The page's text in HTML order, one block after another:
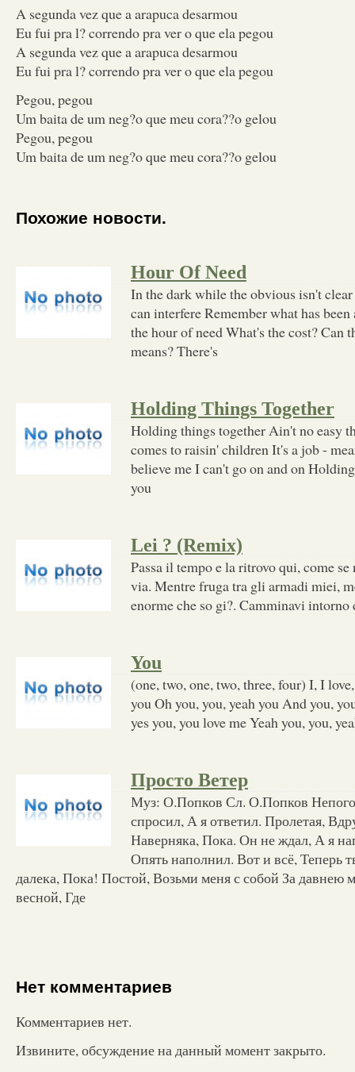
A segunda vez que a arapuca desarmou
Eu fui pra l? correndo pra ver o que ela pegou
A segunda vez que a arapuca desarmou
Eu fui pra l? correndo pra ver o que ela pegou
Pegou, pegou
Um baita de um neg?o que meu cora??o gelou
Pegou, pegou
Um baita de um neg?o que meu cora??o gelou
Похожие новости.
Hour Of Need
In the dark while the obvious isn't
can interfere Remember what has
the hour of need What's the cost? Can
means? There's
Holding Things Together
Holding things together Ain't no easy
comes to raisin' children It's a job -
believe me I can't go on and on
you
Lei ? (Remix)
Passa il tempo e la ritrovo qui, come se
via. Mentre fruga tra gli armadi miei,
enorme che so gi?. Camminavi intorno
You
(one, two, one, two, three, four) I, I
you Oh you, you, yeah you And you,
yes you, you love me Yeah you, you,
Просто Ветер
Муз: О.Попков Сл. О.Попков
спросил, А я ответил. Пролетая,
Наверняка, Пока. Он не ждал, А я
Опять наполнил. Вот и всё, Теперь
далека, Пока! Постой, Возьми меня с собой За давнею
весной, Где
Нет комментариев
Комментариев нет.
Извините, обсуждение на данный момент закрыто.